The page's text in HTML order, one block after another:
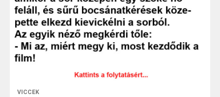
VICCEK